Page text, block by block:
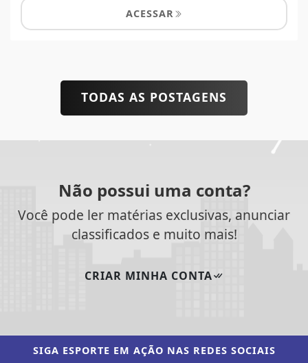
ACESSAR
TODAS AS POSTAGENS
Não possui uma conta?
Você pode ler matérias exclusivas, anunciar
classificados e muito mais!
CRIAR MINHA CONTA
SIGA ESPORTE EM AÇÃO NAS REDES SOCIAIS